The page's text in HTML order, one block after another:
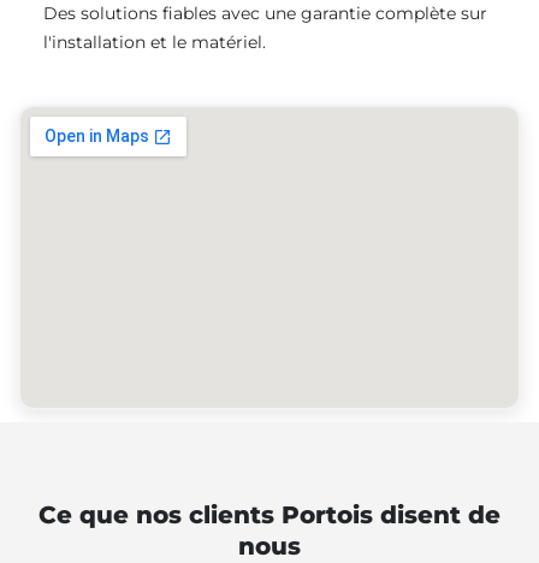
Des solutions fiables avec une garantie complète sur
l'installation et le matériel.
Ce que nos clients Portois disent de
nous